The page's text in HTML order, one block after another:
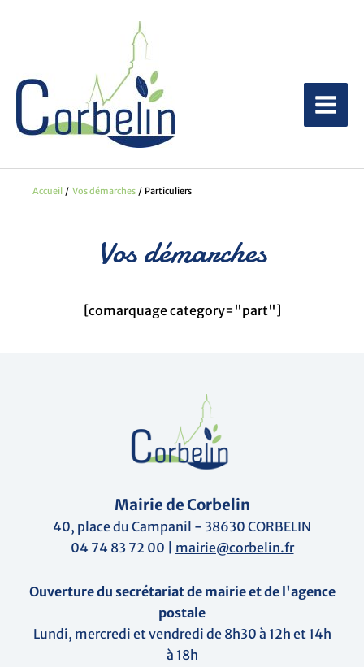
Accueil Vos démarches Particuliers
Vos démarches
[comarquage category="part"]
Mairie de Corbelin
40, place du Campanil - 38630 CORBELIN
04 74 83 72 00 | mairie@corbelin.fr
Ouverture du secrétariat de mairie et de l'agence
postale
Lundi, mercredi et vendredi de 8h30 à 12h et 14h
à 18h